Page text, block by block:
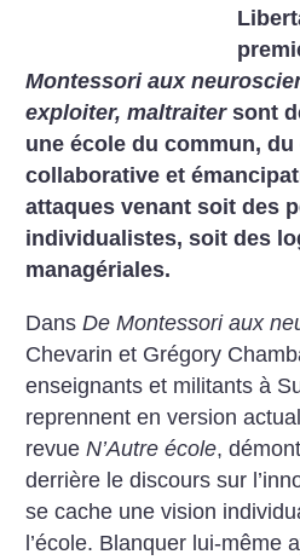
Montessori aux
exploiter, maltraitersont
une école du commun,
collaborative et
attaques venant soit des
individualistes, soit des
managériales.
DansDe Montessori aux
Chevarin et Grégory
enseignants et militants à
reprennent en version
revueN’Autre école,
derrière le discours sur
se cache une vision
l’école. Blanquer lui-même